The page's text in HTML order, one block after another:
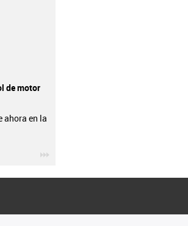
de motor
ahora en la